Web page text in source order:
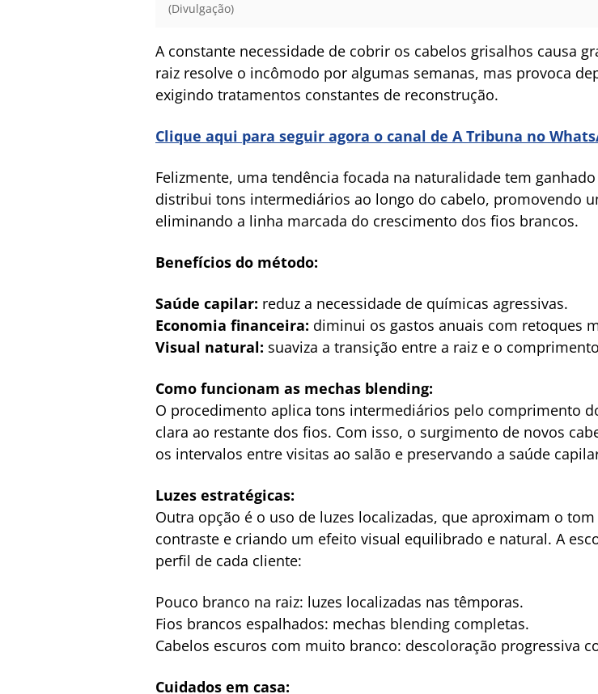
(Divulgação)
A constante necessidade de cobrir os cabelos grisalhos causa
raiz resolve o incômodo por algumas semanas, mas provoca
exigindo tratamentos constantes de reconstrução.
Clique aqui para seguir agora o canal de A Tribuna no
Felizmente, uma tendência focada na naturalidade tem
distribui tons intermediários ao longo do cabelo, promovendo
eliminando a linha marcada do crescimento dos fios brancos.
Benefícios do método:
Saúde capilar: reduz a necessidade de químicas agressivas.
Economia financeira: diminui os gastos anuais com retoques
Visual natural: suaviza a transição entre a raiz e o
Como funcionam as mechas blending:
O procedimento aplica tons intermediários pelo comprimento
clara ao restante dos fios. Com isso, o surgimento de novos
os intervalos entre visitas ao salão e preservando a saúde
Luzes estratégicas:
Outra opção é o uso de luzes localizadas, que aproximam o
contraste e criando um efeito visual equilibrado e natural. A
perfil de cada cliente:
Pouco branco na raiz: luzes localizadas nas têmporas.
Fios brancos espalhados: mechas blending completas.
Cabelos escuros com muito branco: descoloração progressiva
Cuidados em casa: